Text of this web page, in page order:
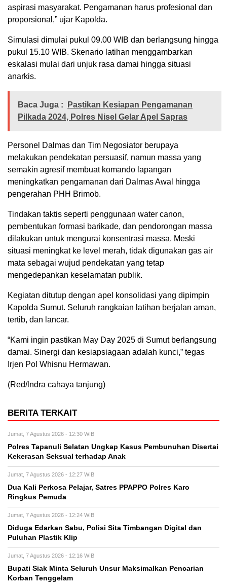
aspirasi masyarakat. Pengamanan harus profesional dan
proporsional,” ujar Kapolda.
Simulasi dimulai pukul 09.00 WIB dan berlangsung hingga
pukul 15.10 WIB. Skenario latihan menggambarkan
eskalasi mulai dari unjuk rasa damai hingga situasi
anarkis.
Baca Juga :
Pastikan Kesiapan Pengamanan
Pilkada 2024, Polres Nisel Gelar Apel Sapras
Personel Dalmas dan Tim Negosiator berupaya
melakukan pendekatan persuasif, namun massa yang
semakin agresif membuat komando lapangan
meningkatkan pengamanan dari Dalmas Awal hingga
pengerahan PHH Brimob.
Tindakan taktis seperti penggunaan water canon,
pembentukan formasi barikade, dan pendorongan massa
dilakukan untuk mengurai konsentrasi massa. Meski
situasi meningkat ke level merah, tidak digunakan gas air
mata sebagai wujud pendekatan yang tetap
mengedepankan keselamatan publik.
Kegiatan ditutup dengan apel konsolidasi yang dipimpin
Kapolda Sumut. Seluruh rangkaian latihan berjalan aman,
tertib, dan lancar.
“Kami ingin pastikan May Day 2025 di Sumut berlangsung
damai. Sinergi dan kesiapsiagaan adalah kunci,” tegas
Irjen Pol Whisnu Hermawan.
(Red/lndra cahaya tanjung)
BERITA TERKAIT
Jumat, 7 Agustus 2026 - 12:30 WIB
Polres Tapanuli Selatan Ungkap Kasus Pembunuhan Disertai
Kekerasan Seksual terhadap Anak
Jumat, 7 Agustus 2026 - 12:27 WIB
Dua Kali Perkosa Pelajar, Satres PPAPPO Polres Karo
Ringkus Pemuda
Jumat, 7 Agustus 2026 - 12:24 WIB
Diduga Edarkan Sabu, Polisi Sita Timbangan Digital dan
Puluhan Plastik Klip
Jumat, 7 Agustus 2026 - 12:16 WIB
Bupati Siak Minta Seluruh Unsur Maksimalkan Pencarian
Korban Tenggelam